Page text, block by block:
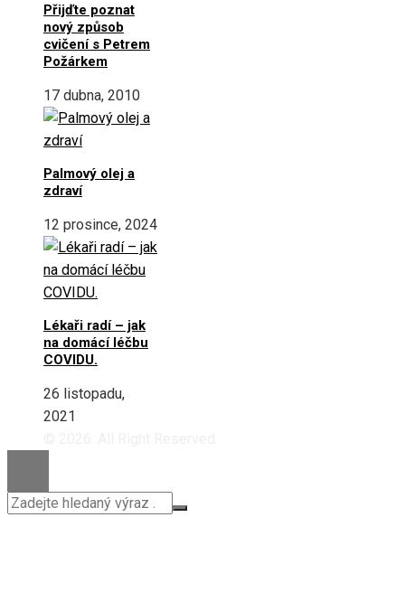
Přijďte poznat
nový způsob
cvičení s Petrem
Požárkem
17 dubna, 2010
Palmový olej a
zdraví
12 prosince, 2024
Lékaři radí – jak
na domácí léčbu
COVIDU.
26 listopadu,
2021